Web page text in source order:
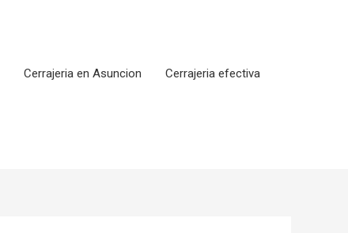
Cerrajeria en Asuncion
Cerrajeria efectiva